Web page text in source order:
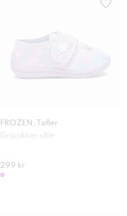
FROZEN, Tøfler
Gripsikker såle
299 kr